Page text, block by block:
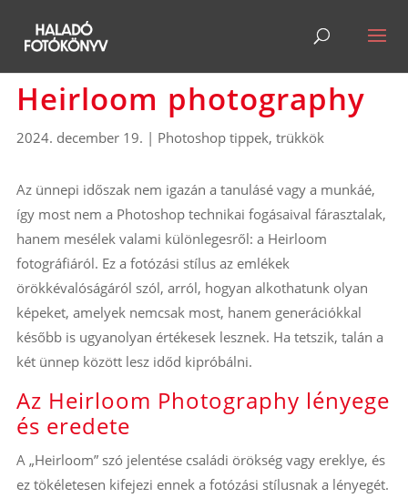
Heirloom photography
2024. december 19. | Photoshop tippek, trükkök
Az ünnepi időszak nem igazán a tanulásé vagy a munkáé,
így most nem a Photoshop technikai fogásaival fárasztalak,
hanem mesélek valami különlegesről: a Heirloom
fotográfiáról. Ez a fotózási stílus az emlékek
örökkévalóságáról szól, arról, hogyan alkothatunk olyan
képeket, amelyek nemcsak most, hanem generációkkal
később is ugyanolyan értékesek lesznek. Ha tetszik, talán a
két ünnep között lesz időd kipróbálni.
Az Heirloom Photography lényege
és eredete
A „Heirloom” szó jelentése családi örökség vagy ereklye, és
ez tökéletesen kifejezi ennek a fotózási stílusnak a lényegét.